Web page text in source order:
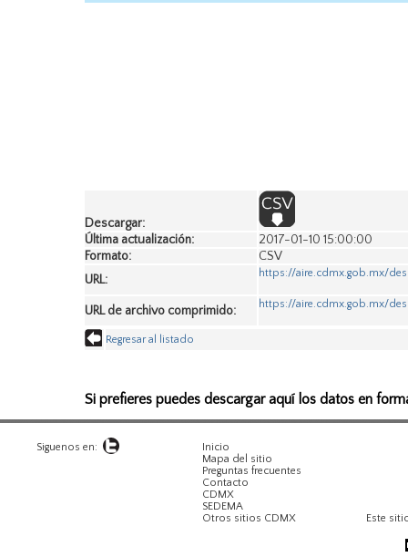
Descargar:
Última actualización:
2017-01-10 15:00:00
Formato:
CSV
URL:
https://aire.cdmx.gob.mx/
URL de archivo comprimido: https://aire.cdmx.gob.mx/
Regresar al listado
Si prefieres puedes descargar aquí los datos en
Siguenos en:
Inicio
Mapa del sitio
Preguntas frecuentes
Contacto
CDMX
SEDEMA
Otros sitios CDMX
Este